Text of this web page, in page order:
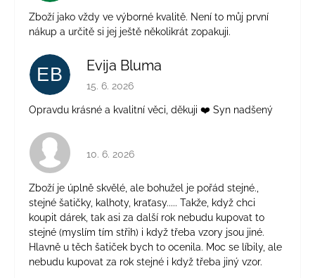
Zboží jako vždy ve výborné kvalitě. Není to můj první
nákup a určitě si jej ještě několikrát zopakuji.
EB Evija Bluma
Hodnocení obchodu je 5 z 5 hvězdiček.
15. 6. 2026
Opravdu krásné a kvalitní věci, děkuji ❤️ Syn nadšený
Hodnocení obchodu je 4 z 5 hvězdiček.
10. 6. 2026
Zboží je úplně skvělé, ale bohužel je pořád stejné.,
stejné šatičky, kalhoty, kraťasy..... Takže, když chci
koupit dárek, tak asi za další rok nebudu kupovat to
stejné (myslím tím střih) i když třeba vzory jsou jiné.
Hlavně u těch šatiček bych to ocenila. Moc se líbily, ale
nebudu kupovat za rok stejné i když třeba jiný vzor.